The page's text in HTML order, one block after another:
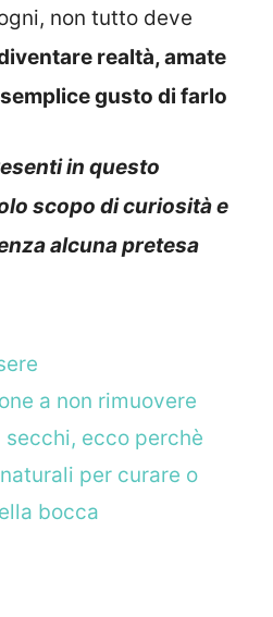
non tutto deve
realtà, amate
gusto di farlo
in questo
scopo di curiosità e
alcuna pretesa
a non rimuovere
ecco perchè
per curare o
bocca